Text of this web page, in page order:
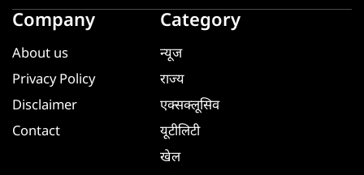
Company
About us
Privacy Policy
Disclaimer
Contact
Category
न्यूज
राज्य
एक्सक्लूसिव
यूटीलिटी
खेल